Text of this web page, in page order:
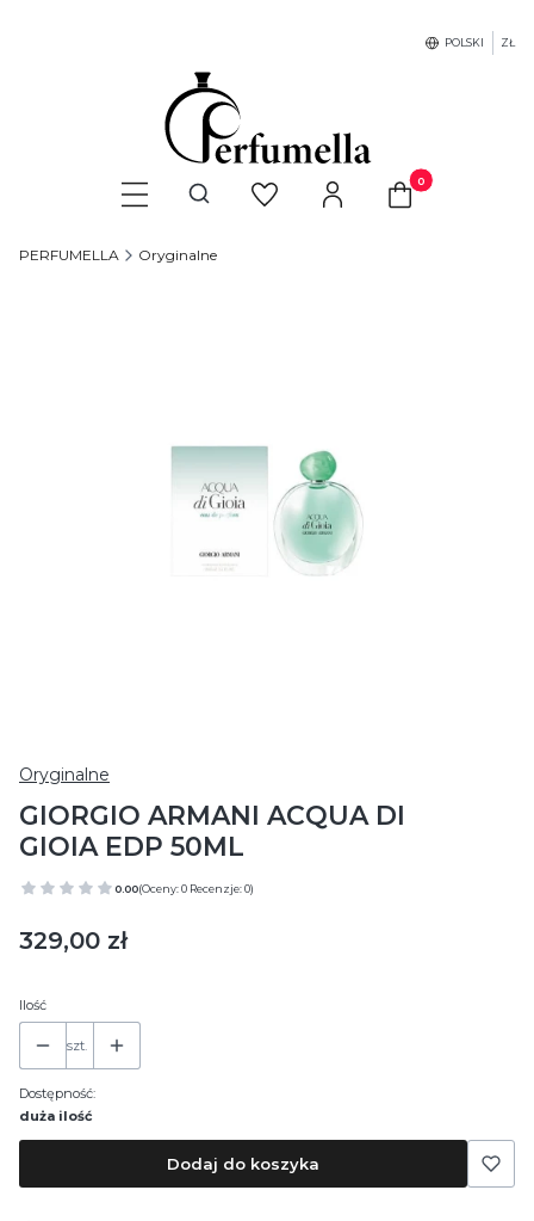
POLSKI ZŁ
Otwórz wyszukiwarkę Produkty w
PERFUMELLA Oryginalne
Oryginalne
GIORGIO ARMANI ACQUA DI
GIOIA EDP 50ML
0.00(Oceny: 0 Recenzje: 0)
Cena
329,00 zł
Ilość
szt.
Dostępność:
duża ilość
Dodaj do koszyka